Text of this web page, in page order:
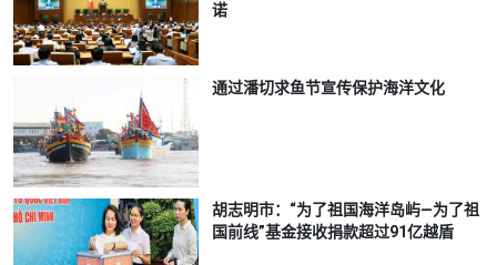
诺
通过潘切求鱼节宣传保护海洋文化
胡志明市：“为了祖国海洋岛屿—为了祖
国前线”基金接收捐款超过91亿越盾